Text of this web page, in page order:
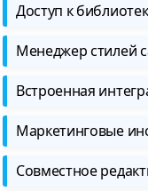
Доступ к
Менеджер стилей
Встроенная
Маркетинговые
Совместное